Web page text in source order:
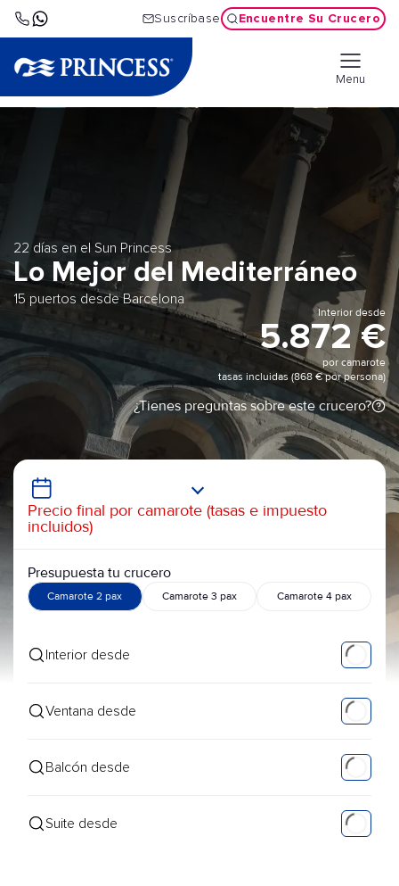
Suscríbase Encuentre Su Crucero
Menu
22 días en el Sun Princess
Lo Mejor del Mediterráneo
15 puertos desde Barcelona
Interior desde
5.872 €
por camarote
tasas incluidas (868 € por persona)
¿Tienes preguntas sobre este crucero?
Precio final por camarote (tasas e impuesto
incluidos)
Presupuesta tu crucero
Camarote 2 pax Camarote 3 pax Camarote 4 pax
Interior desde
Ventana desde
Balcón desde
Suite desde